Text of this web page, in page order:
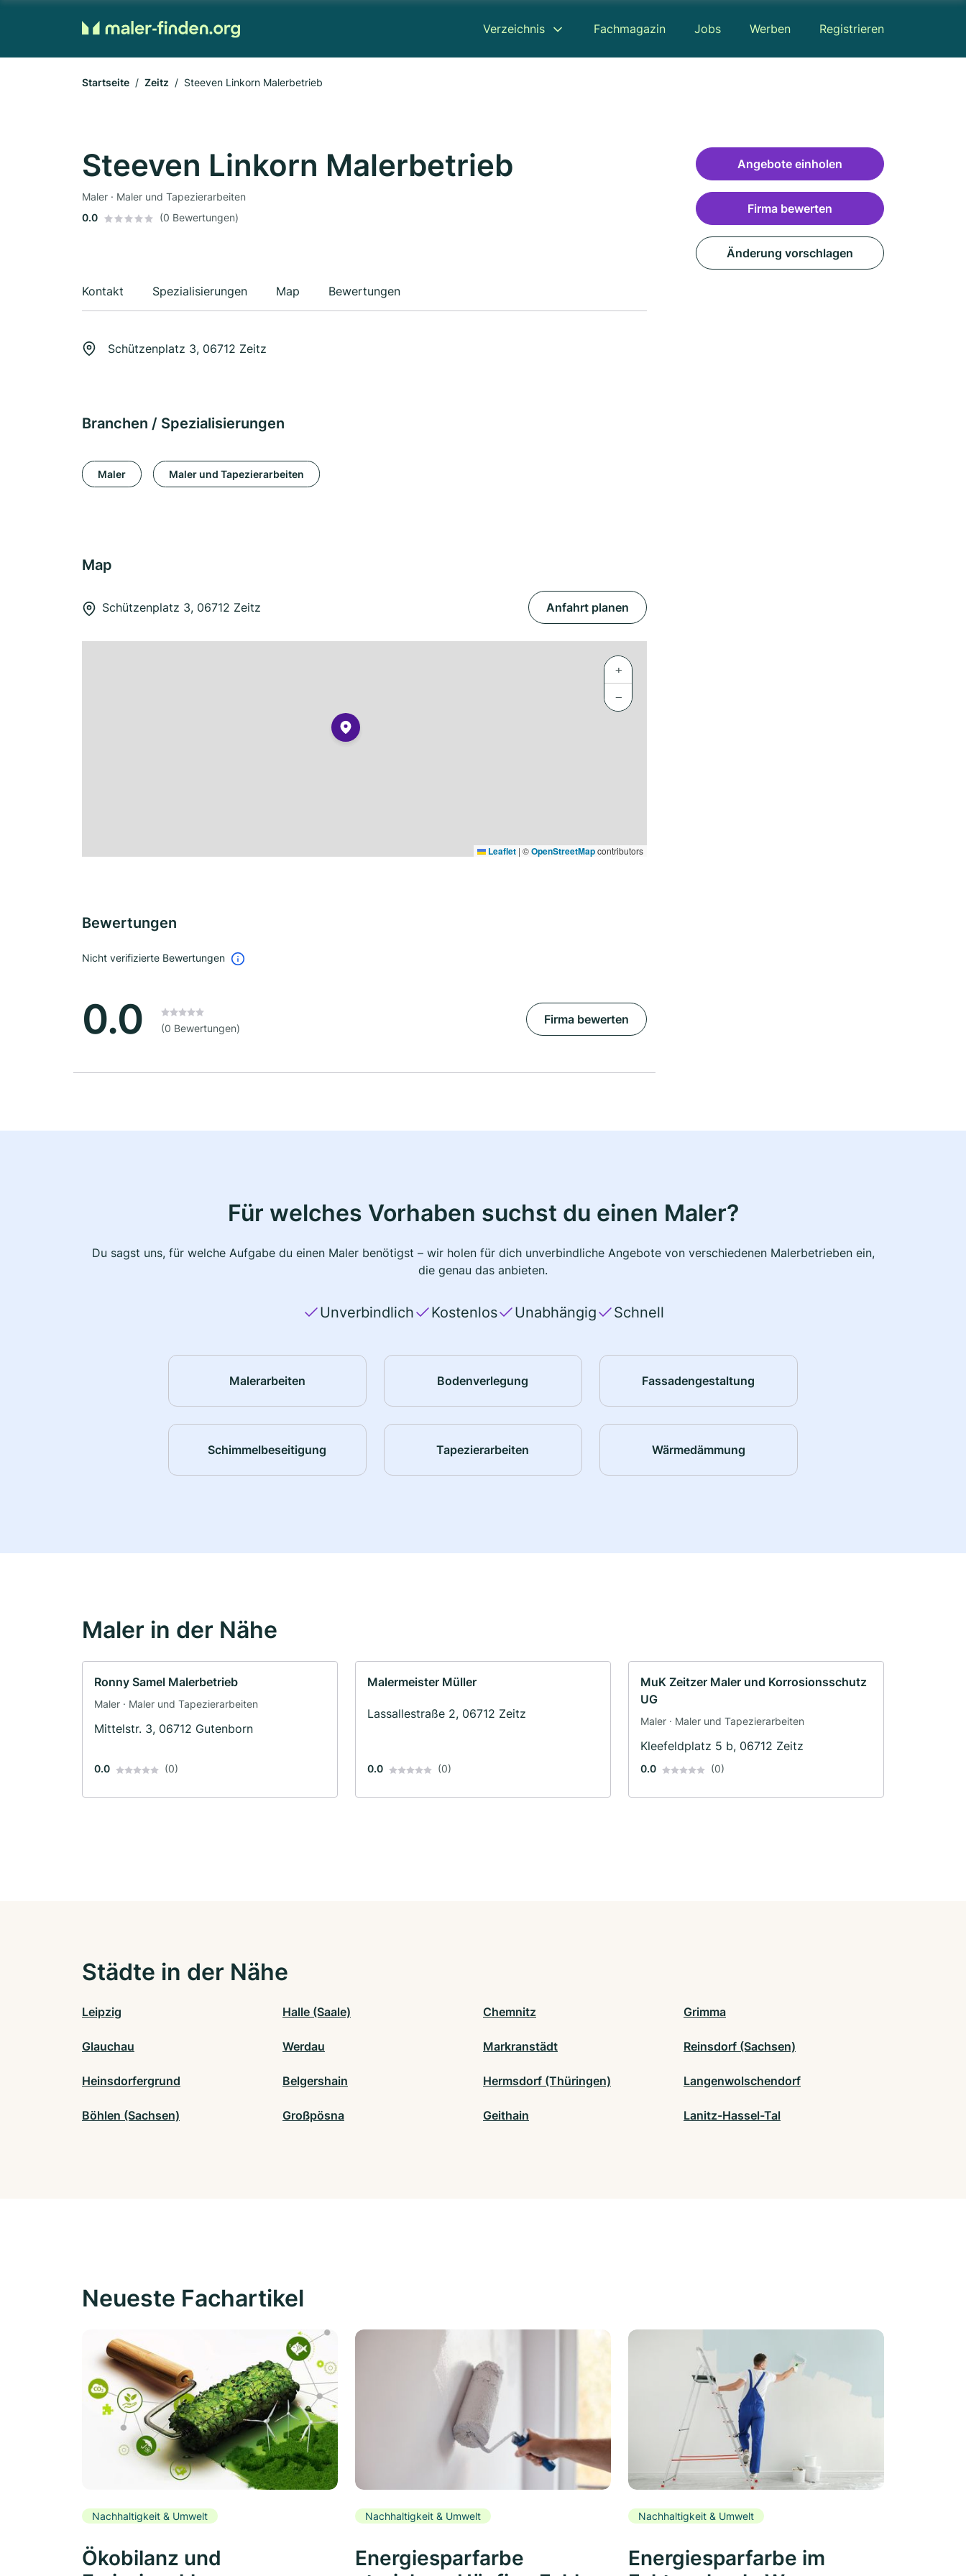
Verzeichnis Fachmagazin Jobs Werben Registrieren
Startseite Zeitz Steeven Linkorn Malerbetrieb
Steeven Linkorn Malerbetrieb
Maler · Maler und Tapezierarbeiten
0.0
(0 Bewertungen)
Kontakt Spezialisierungen Map Bewertungen
Schützenplatz 3, 06712 Zeitz
Branchen / Spezialisierungen
Maler Maler und Tapezierarbeiten
Map
Schützenplatz 3, 06712 Zeitz Anfahrt planen
+
−
Leaflet | ©OpenStreetMapcontributors
Bewertungen
Nicht verifizierte Bewertungen
0.0 (0 Bewertungen)
Firma bewerten
Angebote einholen
Firma bewerten
Änderung vorschlagen
Für welches Vorhaben suchst du einen Maler?
Du sagst uns, für welche Aufgabe du einen Maler benötigst – wir holen für dich unverbindliche Angebote von verschiedenen Malerbetrieben ein,
die genau das anbieten.
Unverbindlich Kostenlos Unabhängig Schnell
Malerarbeiten Bodenverlegung Fassadengestaltung
Schimmelbeseitigung Tapezierarbeiten Wärmedämmung
Maler in der Nähe
Ronny Samel Malerbetrieb
Maler · Maler und Tapezierarbeiten
Mittelstr. 3, 06712 Gutenborn
0.0 (0)
Malermeister Müller
Lassallestraße 2, 06712 Zeitz
0.0 (0)
MuK Zeitzer Maler und Korrosionsschutz
UG
Maler · Maler und Tapezierarbeiten
Kleefeldplatz 5 b, 06712 Zeitz
0.0 (0)
Städte in der Nähe
Leipzig Halle (Saale) Chemnitz Grimma
Glauchau Werdau Markranstädt Reinsdorf (Sachsen)
Heinsdorfergrund Belgershain Hermsdorf (Thüringen) Langenwolschendorf
Böhlen (Sachsen) Großpösna Geithain Lanitz-Hassel-Tal
Neueste Fachartikel
Nachhaltigkeit & Umwelt
Ökobilanz und
Nachhaltigkeit & Umwelt
Energiesparfarbe
Nachhaltigkeit & Umwelt
Energiesparfarbe im